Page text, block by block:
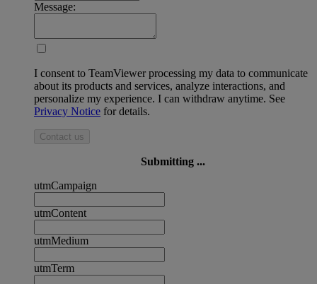
Message:
I consent to TeamViewer processing my data to communicate
about its products and services, analyze interactions, and
personalize my experience. I can withdraw anytime. See
Privacy Notice for details.
Contact us
Submitting ...
utmCampaign
utmContent
utmMedium
utmTerm